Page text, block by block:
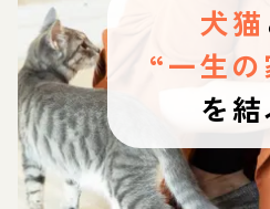
犬猫
“一生
を